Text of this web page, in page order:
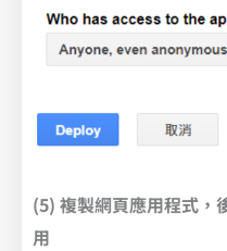
(5) 複製網頁應用程式
用